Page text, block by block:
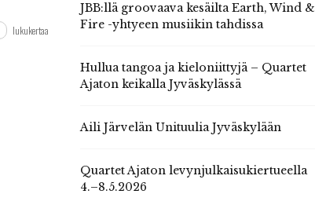
lukukertaa
JBB:llä groovaava kesäilta Earth, Wind &
Fire -yhtyeen musiikin tahdissa
Hullua tangoa ja kieloniittyjä – Quartet
Ajaton keikalla Jyväskylässä
Aili Järvelän Unituulia Jyväskylään
Quartet Ajaton levynjulkaisukiertueella
4.–8.5.2026